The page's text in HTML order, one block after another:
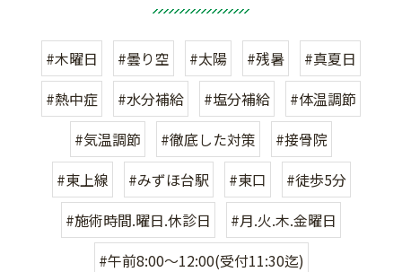
#木曜日 #曇り空 #太陽 #残暑
#真夏日
#熱中症
#水分補給 #塩分補給
#体温調節
#気温調節
#徹底した対策
#接骨院
#東上線
#みずほ台駅 #東口
#徒歩5分
#施術時間.曜日.休診日
#月.火.木.金曜日
#午前8:00〜12:00(受付11:30迄)